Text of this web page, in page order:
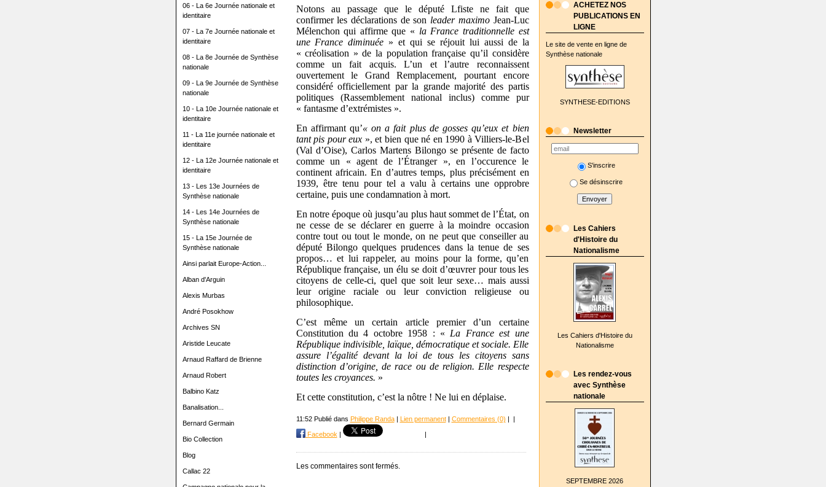
06 - La 6e Journée nationale et
identitaire
07 - La 7e Journée nationale et
identitaire
08 - La 8e Journée de Synthèse
nationale
09 - La 9e Journée de Synthèse
nationale
10 - La 10e Journée nationale et
identitaire
11 - La 11e journée nationale et
identitaire
12 - La 12e Journée nationale et
identitaire
13 - Les 13e Journées de
Synthèse nationale
14 - Les 14e Journées de
Synthèse nationale
15 - La 15e Journée de
Synthèse nationale
Ainsi parlait Europe-Action...
Alban d'Arguin
Alexis Murbas
André Posokhow
Archives SN
Aristide Leucate
Arnaud Raffard de Brienne
Arnaud Robert
Balbino Katz
Banalisation...
Bernard Germain
Bio Collection
Blog
Callac 22
ACHETEZ NOS
PUBLICATIONS EN
LIGNE
Le site de vente en ligne de
Synthèse nationale
SYNTHESE-EDITIONS
Newsletter
S'inscrire
Se désinscrire
Les Cahiers
d'Histoire du
Nationalisme
Les Cahiers d'Histoire du
Nationalisme
Les rendez-vous
avec Synthèse
nationale
SEPTEMBRE 2026
Notons au passage que le député Lfiste ne fait que
confirmer les déclarations de son leader maximoJean-Luc
Mélenchon qui affirme que « la France traditionnelle est
une France diminuée » et qui se réjouit lui aussi de la
« créolisation » de la population française qu’il considère
comme un fait acquis. L’un et l’autre reconnaissent
ouvertement le Grand Remplacement, pourtant encore
considéré officiellement par la grande majorité des partis
politiques (Rassemblement national inclus) comme pur
« fantasme d’extrémistes ».
En affirmant qu’« on a fait plus de gosses qu’eux et bien
tant pis pour eux », et bien que né en 1990 à Villiers-le-Bel
(Val d’Oise), Carlos Martens Bilongo se présente de facto
comme un « agent de l’Étranger », en l’occurence le
continent africain. En d’autres temps, plus précisément en
1939, être tenu pour tel a valu à certains une opprobre
certaine, puis une condamnation à mort.
En notre époque où jusqu’au plus haut sommet de l’État, on
ne cesse de se déclarer en guerre à la moindre occasion
contre tout ou tout le monde, on ne peut que conseiller au
député Bilongo quelques prudences dans la tenue de ses
propos… et lui rappeler, au moins pour la forme, qu’en
République française, un élu se doit d’œuvrer pour tous les
citoyens de celle-ci, quel que soit leur sexe… mais aussi
leur origine raciale ou leur conviction religieuse ou
philosophique.
C’est même un certain article premier d’un certaine
Constitution du 4 octobre 1958 : «La France est une
République indivisible, laïque, démocratique et sociale. Elle
assure l’égalité devant la loi de tous les citoyens sans
distinction d’origine, de race ou de religion. Elle respecte
toutes les croyances. »
Et cette constitution, c’est la nôtre ! Ne lui en déplaise.
11:52 Publié dans Philippe Randa| Lien permanent| Commentaires (0)
Facebook|
Les commentaires sont fermés.